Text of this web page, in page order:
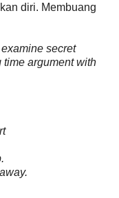
diri. Membuang
secret
time argument with